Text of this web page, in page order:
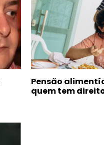
Pensão
quem tem